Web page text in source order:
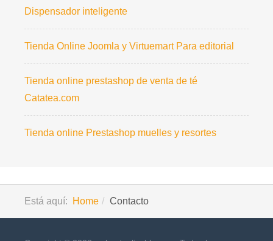
Dispensador inteligente
Tienda Online Joomla y Virtuemart Para editorial
Tienda online prestashop de venta de té
Catatea.com
Tienda online Prestashop muelles y resortes
Está aquí: Home Contacto